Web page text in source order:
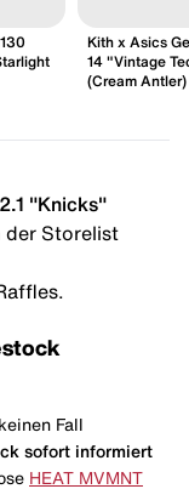
Kith x Asics
14 "Vintage
(Cream Antler)
"Knicks"
der Storelist
Fall
sofort informiert
HEAT MVMNT